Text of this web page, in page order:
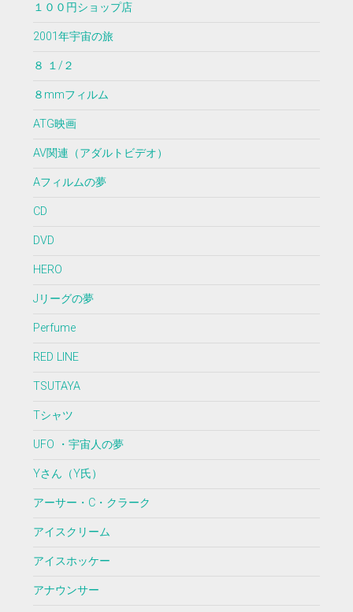
１００円ショップ店
2001年宇宙の旅
８ １/２
８mmフィルム
ATG映画
AV関連（アダルトビデオ）
Aフィルムの夢
CD
DVD
HERO
Jリーグの夢
Perfume
RED LINE
TSUTAYA
Tシャツ
UFO ・宇宙人の夢
Yさん（Y氏）
アーサー・C・クラーク
アイスクリーム
アイスホッケー
アナウンサー